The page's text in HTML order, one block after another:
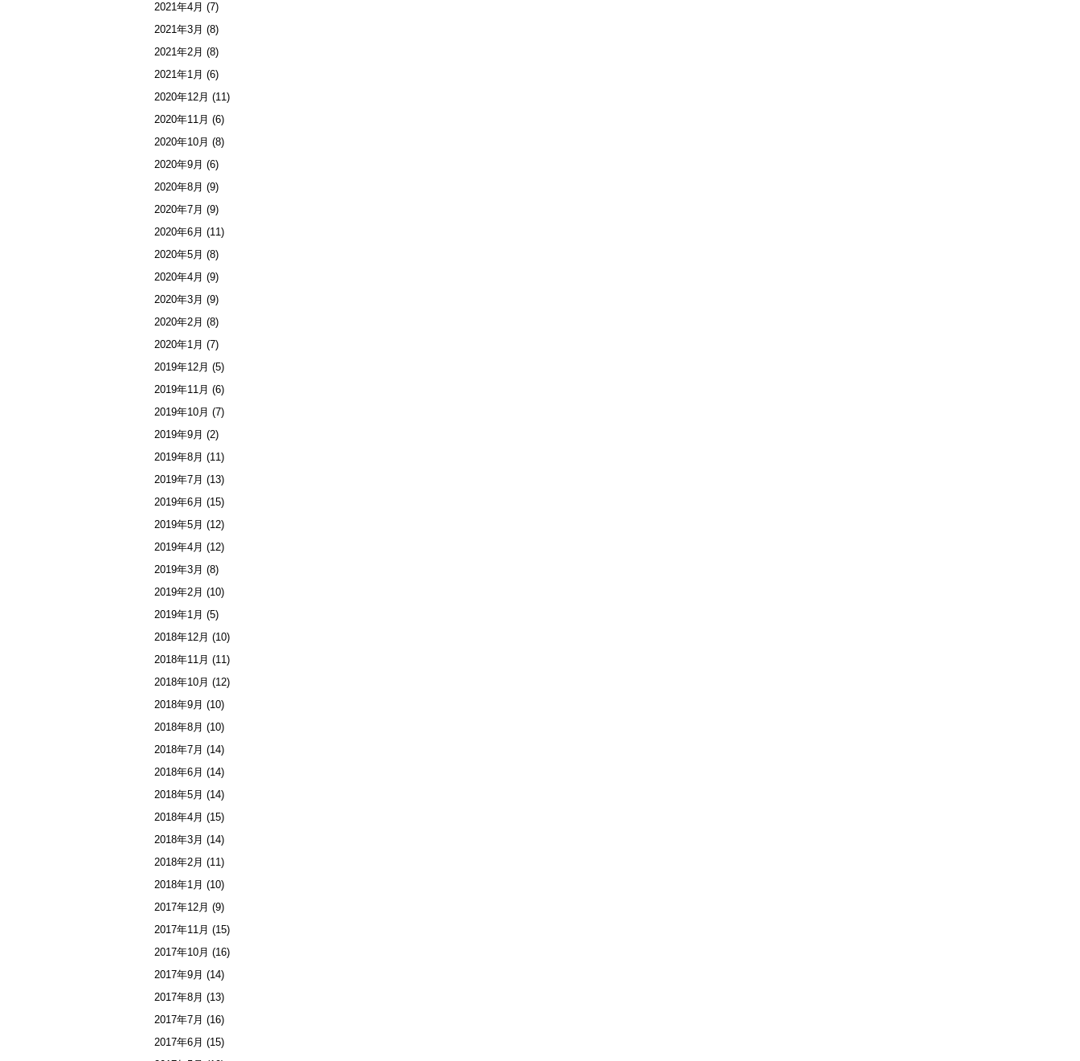
2021年4月 (7)
2021年3月 (8)
2021年2月 (8)
2021年1月 (6)
2020年12月 (11)
2020年11月 (6)
2020年10月 (8)
2020年9月 (6)
2020年8月 (9)
2020年7月 (9)
2020年6月 (11)
2020年5月 (8)
2020年4月 (9)
2020年3月 (9)
2020年2月 (8)
2020年1月 (7)
2019年12月 (5)
2019年11月 (6)
2019年10月 (7)
2019年9月 (2)
2019年8月 (11)
2019年7月 (13)
2019年6月 (15)
2019年5月 (12)
2019年4月 (12)
2019年3月 (8)
2019年2月 (10)
2019年1月 (5)
2018年12月 (10)
2018年11月 (11)
2018年10月 (12)
2018年9月 (10)
2018年8月 (10)
2018年7月 (14)
2018年6月 (14)
2018年5月 (14)
2018年4月 (15)
2018年3月 (14)
2018年2月 (11)
2018年1月 (10)
2017年12月 (9)
2017年11月 (15)
2017年10月 (16)
2017年9月 (14)
2017年8月 (13)
2017年7月 (16)
2017年6月 (15)